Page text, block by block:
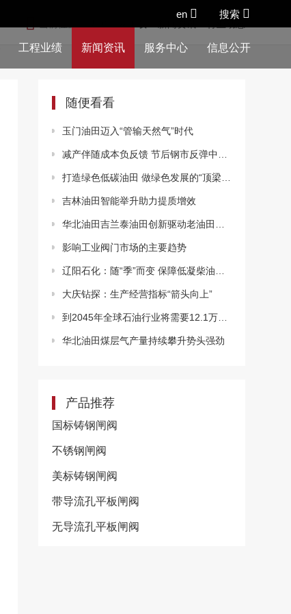
搜索
en
工程业绩 新闻资讯 服务中心 信息公开
随便看看
玉门油田迈入“管输天然气”时代
减产伴随成本负反馈 节后钢市反弹中磨底
打造绿色低碳油田 做绿色发展的“顶梁柱”
吉林油田智能举升助力提质增效
华北油田吉兰泰油田创新驱动老油田高效开发
影响工业阀门市场的主要趋势
辽阳石化：随“季”而变 保障低凝柴油生产
大庆钻探：生产经营指标“箭头向上”
到2045年全球石油行业将需要12.1万亿美元投资
华北油田煤层气产量持续攀升势头强劲
产品推荐
国标铸钢闸阀
不锈钢闸阀
美标铸钢闸阀
带导流孔平板闸阀
无导流孔平板闸阀